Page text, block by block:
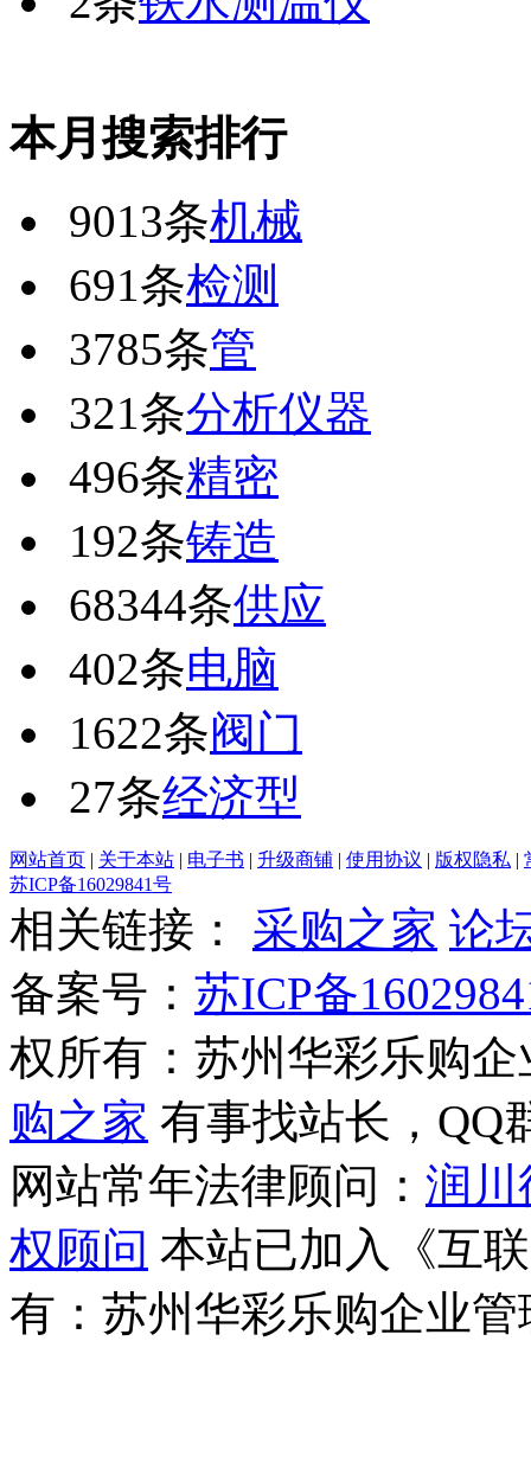
本月搜索排行
9013条机械
691条检测
3785条管
321条分析仪器
496条精密
192条铸造
68344条供应
402条电脑
1622条阀门
27条经济型
网站首页 | 关于本站 | 电子书 | 升级商铺 | 使用协议 | 版权隐私 |
苏ICP备16029841号
相关链接： 采购之家 论
备案号： 苏ICP备
权所有：苏州华彩乐购
购之家 有事找站长，QQ
网站常年法律顾问： 润川
权顾问 本站已加入《互
有：苏州华彩乐购企业